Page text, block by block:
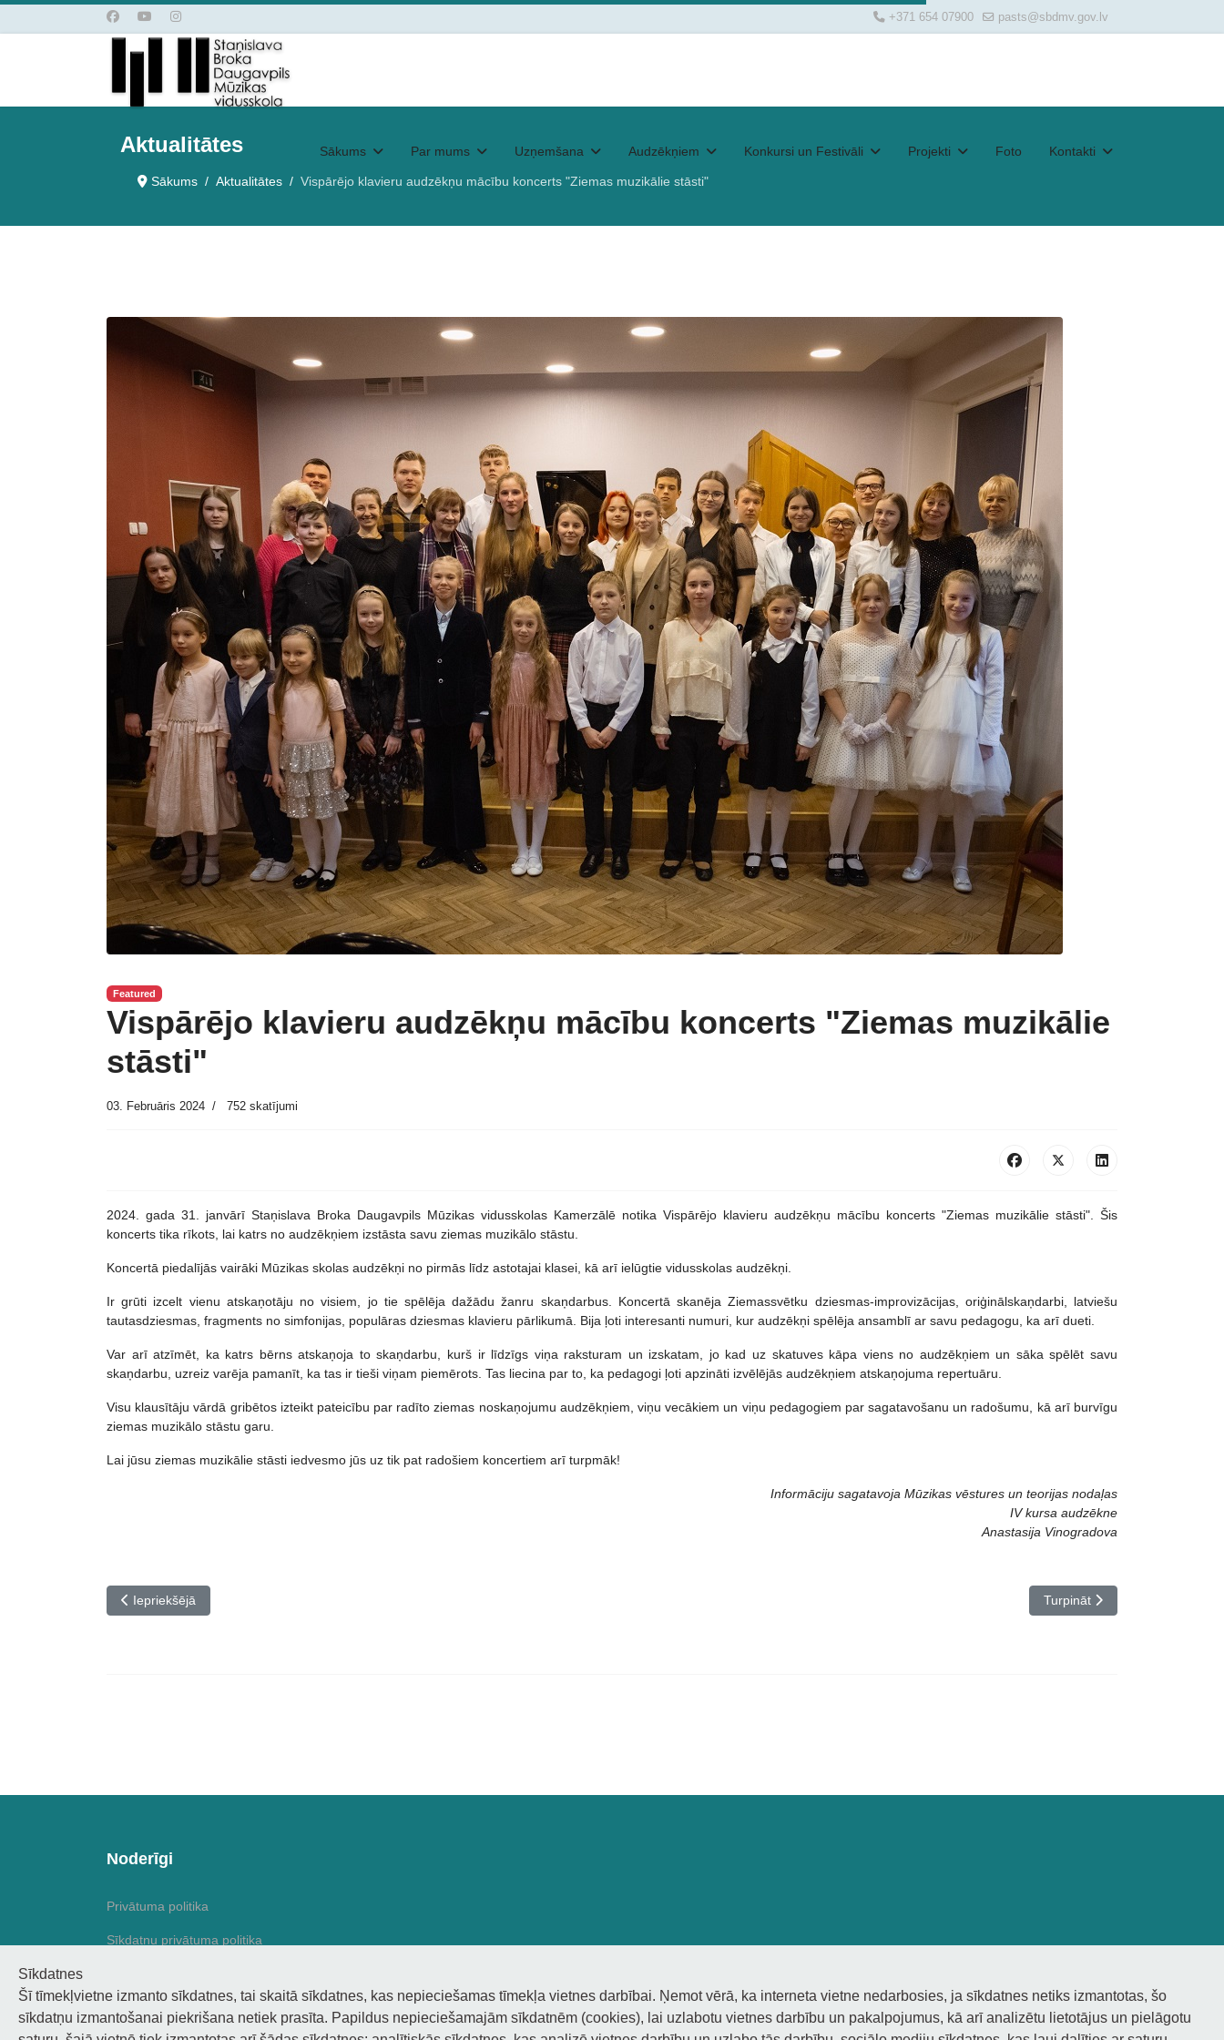
+371 654 07900 pasts@sbdmv.gov.lv
Sākums Par mums Uzņemšana Audzēkņiem Konkursi un Festivāli Projekti Foto Kontakti
Aktualitātes
Sākums Aktualitātes Vispārējo klavieru audzēkņu mācību koncerts "Ziemas muzikālie stāsti"
Featured
Vispārējo klavieru audzēkņu mācību koncerts "Ziemas muzikālie
stāsti"
03. Februāris 2024 752 skatījumi
2024. gada 31. janvārī Staņislava Broka Daugavpils Mūzikas vidusskolas Kamerzālē notika Vispārējo klavieru audzēkņu mācību koncerts "Ziemas muzikālie stāsti". Šis
koncerts tika rīkots, lai katrs no audzēkņiem izstāsta savu ziemas muzikālo stāstu.
Koncertā piedalījās vairāki Mūzikas skolas audzēkņi no pirmās līdz astotajai klasei, kā arī ielūgtie vidusskolas audzēkņi.
Ir grūti izcelt vienu atskaņotāju no visiem, jo tie spēlēja dažādu žanru skaņdarbus. Koncertā skanēja Ziemassvētku dziesmas-improvizācijas, oriģinālskaņdarbi, latviešu
tautasdziesmas, fragments no simfonijas, populāras dziesmas klavieru pārlikumā. Bija ļoti interesanti numuri, kur audzēkņi spēlēja ansamblī ar savu pedagogu, ka arī dueti.
Var arī atzīmēt, ka katrs bērns atskaņoja to skaņdarbu, kurš ir līdzīgs viņa raksturam un izskatam, jo kad uz skatuves kāpa viens no audzēkņiem un sāka spēlēt savu
skaņdarbu, uzreiz varēja pamanīt, ka tas ir tieši viņam piemērots. Tas liecina par to, ka pedagogi ļoti apzināti izvēlējās audzēkņiem atskaņojuma repertuāru.
Visu klausītāju vārdā gribētos izteikt pateicību par radīto ziemas noskaņojumu audzēkņiem, viņu vecākiem un viņu pedagogiem par sagatavošanu un radošumu, kā arī burvīgu
ziemas muzikālo stāstu garu.
Lai jūsu ziemas muzikālie stāsti iedvesmo jūs uz tik pat radošiem koncertiem arī turpmāk!
Informāciju sagatavoja Mūzikas vēstures un teorijas nodaļas
IV kursa audzēkne
Anastasija Vinogradova
Iepriekšējais raksts: Apsveicam!
Iepriekšējā Nākamais raksts: Apsveicam!
Turpināt
Noderīgi
Privātuma politika
Sīkdatņu privātuma politika
Sīkdatnes
Šī tīmekļvietne izmanto sīkdatnes, tai skaitā sīkdatnes, kas nepieciešamas tīmekļa vietnes darbībai. Ņemot vērā, ka interneta vietne nedarbosies, ja sīkdatnes netiks izmantotas, šo
sīkdatņu izmantošanai piekrišana netiek prasīta. Papildus nepieciešamajām sīkdatnēm (cookies), lai uzlabotu vietnes darbību un pakalpojumus, kā arī analizētu lietotājus un pielāgotu